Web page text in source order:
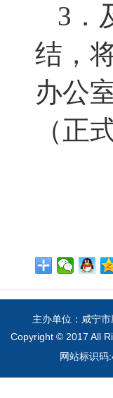
3．
结，
办公
（正
主办单位：咸宁
Copyright © 2017 All
网站标识